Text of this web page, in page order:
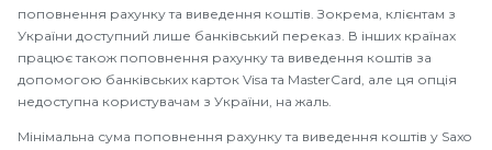
поповнення рахунку та виведення коштів. Зокрема, клієнтам з
України доступний лише банківський переказ. В інших країнах
працює також поповнення рахунку та виведення коштів за
допомогою банківських карток Visa та MasterCard, але ця опція
недоступна користувачам з України, на жаль.
Мінімальна сума поповнення рахунку та виведення коштів у Saxo